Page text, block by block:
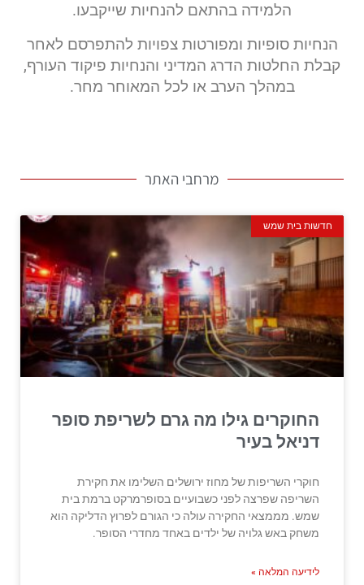
הלמידה בהתאם להנחיות שייקבעו.
הנחיות סופיות ומפורטות צפויות להתפרסם לאחר
קבלת החלטות הדרג המדיני והנחיות פיקוד העורף,
במהלך הערב או לכל המאוחר מחר.
מרחבי האתר
חדשות בית שמש
החוקרים גילו מה גרם לשריפת סופר
דניאל בעיר
חוקרי השריפות של מחוז ירושלים השלימו את חקירת
השריפה שפרצה לפני כשבועיים בסופרמרקט ברמת בית
שמש. מממצאי החקירה עולה כי הגורם לפרוץ הדליקה הוא
משחק באש גלויה של ילדים באחד מחדרי הסופר.
לידיעה המלאה »